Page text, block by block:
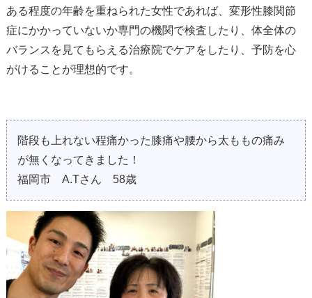
ある程度の年齢を重ねられた女性であれば、変形性膝関節
症にかかっていないか専門の機関で検査したり、体全体の
バランスを見てもらえる治療院でケアをしたり、予防を心
がけることが理想的です。
階段も上れない程痛かった膝痛や腰から太ももの痛み
が無くなってきました！
福岡市 A.Tさん 58歳